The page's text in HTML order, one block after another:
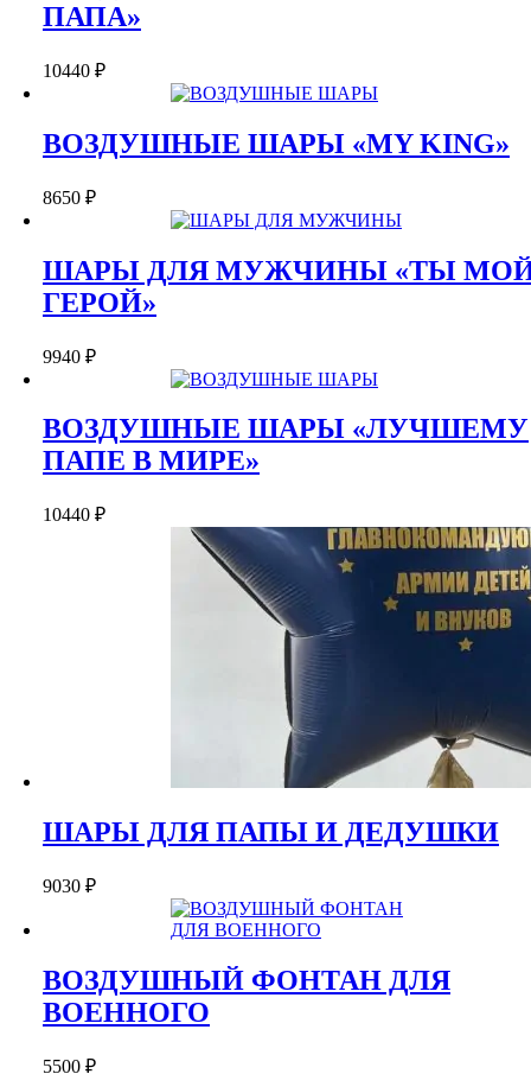
ПАПА»
10440 ₽
ВОЗДУШНЫЕ ШАРЫ «MY KING»
8650 ₽
ШАРЫ ДЛЯ МУЖЧИНЫ «ТЫ
ГЕРОЙ»
9940 ₽
ВОЗДУШНЫЕ ШАРЫ «ЛУЧШЕМУ
ПАПЕ В МИРЕ»
10440 ₽
ШАРЫ ДЛЯ ПАПЫ И ДЕДУШКИ
9030 ₽
ВОЗДУШНЫЙ ФОНТАН ДЛЯ
ВОЕННОГО
5500 ₽